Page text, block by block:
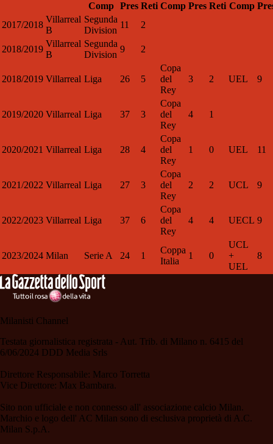
Comp
Pres Reti Comp Pres Reti Comp
2017/2018
Villarreal
B
Segunda
Division
11 2
2018/2019
Villarreal
B
Segunda
Division
9 2
2018/2019 Villarreal Liga 26 5
Copa
del
Rey
3 2 UEL 9
2019/2020 Villarreal Liga 37 3
Copa
del
Rey
4 1
2020/2021 Villarreal Liga 28 4
Copa
del
Rey
1 0 UEL 11
2021/2022 Villarreal Liga 27 3
Copa
del
Rey
2 2 UCL 9
2022/2023 Villarreal Liga 37 6
Copa
del
Rey
4 4 UECL 9
2023/2024 Milan Serie A 24 1
Coppa
Italia
1 0
UCL
+
UEL
8
Milanisti Channel
Testata giornalistica registrata - Aut. Trib. di Milano n. 6415 del
6/06/2024 DDD Media Srls
Direttore Responsabile: Marco Torretta
Vice Direttore: Max Bambara.
Sito non ufficiale e non connesso all' associazione calcio Milan.
Marchio e logo dell' AC Milan sono di esclusiva proprietà di A.C.
Milan S.p.A.